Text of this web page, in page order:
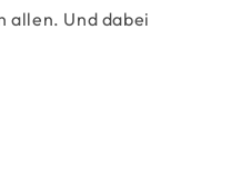
allen. Und dabei